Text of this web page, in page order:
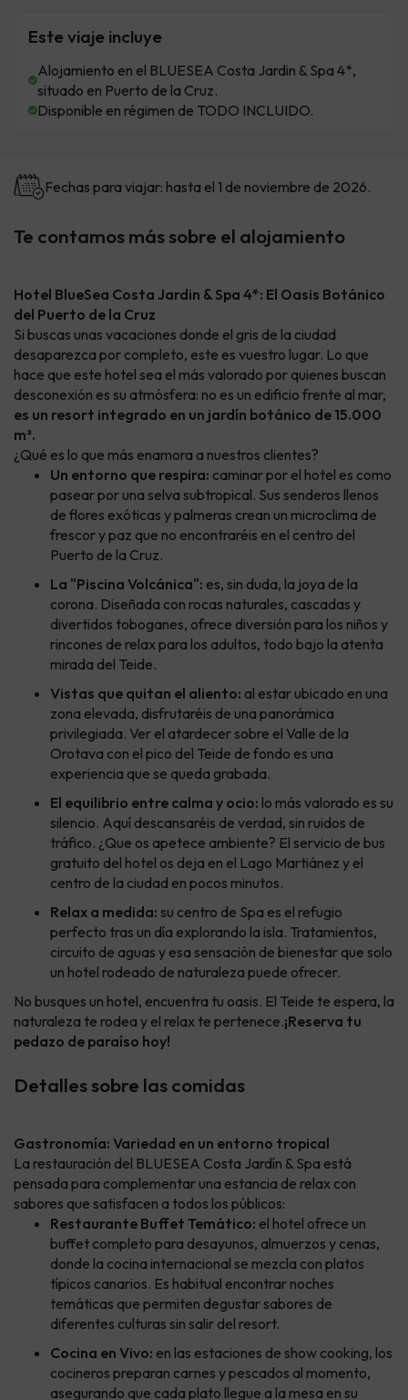
Este viaje incluye
Alojamiento en el BLUESEA Costa Jardin & Spa 4*,
situado en Puerto de la Cruz.
Disponible en régimen de TODO INCLUIDO.
Fechas para viajar: hasta el 1 de noviembre de 2026.
Te contamos más sobre el alojamiento
Hotel BlueSea Costa Jardin & Spa 4*: El Oasis Botánico
del Puerto de la Cruz
Si buscas unas vacaciones donde el gris de la ciudad
desaparezca por completo, este es vuestro lugar. Lo que
hace que este hotel sea el más valorado por quienes buscan
desconexión es su atmósfera: no es un edificio frente al mar,
es un resort integrado en un jardín botánico de 15.000
m².
¿Qué es lo que más enamora a nuestros clientes?
Un entorno que respira: caminar por el hotel es como
pasear por una selva subtropical. Sus senderos llenos
de flores exóticas y palmeras crean un microclima de
frescor y paz que no encontraréis en el centro del
Puerto de la Cruz.
La "Piscina Volcánica": es, sin duda, la joya de la
corona. Diseñada con rocas naturales, cascadas y
divertidos toboganes, ofrece diversión para los niños y
rincones de relax para los adultos, todo bajo la atenta
mirada del Teide.
Vistas que quitan el aliento: al estar ubicado en una
zona elevada, disfrutaréis de una panorámica
privilegiada. Ver el atardecer sobre el Valle de la
Orotava con el pico del Teide de fondo es una
experiencia que se queda grabada.
El equilibrio entre calma y ocio: lo más valorado es su
silencio. Aquí descansaréis de verdad, sin ruidos de
tráfico. ¿Que os apetece ambiente? El servicio de bus
gratuito del hotel os deja en el Lago Martiánez y el
centro de la ciudad en pocos minutos.
Relax a medida: su centro de Spa es el refugio
perfecto tras un día explorando la isla. Tratamientos,
circuito de aguas y esa sensación de bienestar que solo
un hotel rodeado de naturaleza puede ofrecer.
No busques un hotel, encuentra tu oasis. El Teide te espera, la
naturaleza te rodea y el relax te pertenece.¡Reserva tu
pedazo de paraíso hoy!
Detalles sobre las comidas
Gastronomía: Variedad en un entorno tropical
La restauración del BLUESEA Costa Jardín & Spa está
pensada para complementar una estancia de relax con
sabores que satisfacen a todos los públicos:
Restaurante Buffet Temático: el hotel ofrece un
buffet completo para desayunos, almuerzos y cenas,
donde la cocina internacional se mezcla con platos
típicos canarios. Es habitual encontrar noches
temáticas que permiten degustar sabores de
diferentes culturas sin salir del resort.
Cocina en Vivo: en las estaciones de show cooking, los
cocineros preparan carnes y pescados al momento,
asegurando que cada plato llegue a la mesa en su